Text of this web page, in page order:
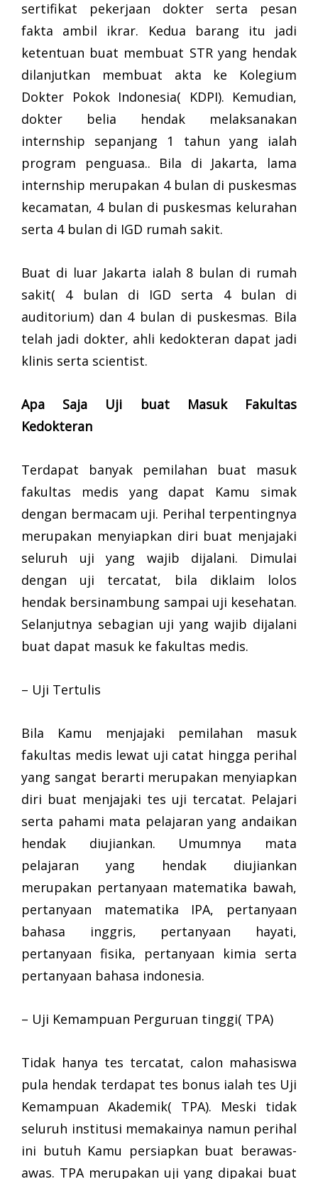
sertifikat pekerjaan dokter serta pesan
fakta ambil ikrar. Kedua barang itu jadi
ketentuan buat membuat STR yang hendak
dilanjutkan membuat akta ke Kolegium
Dokter Pokok Indonesia( KDPI). Kemudian,
dokter belia hendak melaksanakan
internship sepanjang 1 tahun yang ialah
program penguasa.. Bila di Jakarta, lama
internship merupakan 4 bulan di puskesmas
kecamatan, 4 bulan di puskesmas kelurahan
serta 4 bulan di IGD rumah sakit.
Buat di luar Jakarta ialah 8 bulan di rumah
sakit( 4 bulan di IGD serta 4 bulan di
auditorium) dan 4 bulan di puskesmas. Bila
telah jadi dokter, ahli kedokteran dapat jadi
klinis serta scientist.
Apa Saja Uji buat Masuk Fakultas
Kedokteran
Terdapat banyak pemilahan buat masuk
fakultas medis yang dapat Kamu simak
dengan bermacam uji. Perihal terpentingnya
merupakan menyiapkan diri buat menjajaki
seluruh uji yang wajib dijalani. Dimulai
dengan uji tercatat, bila diklaim lolos
hendak bersinambung sampai uji kesehatan.
Selanjutnya sebagian uji yang wajib dijalani
buat dapat masuk ke fakultas medis.
– Uji Tertulis
Bila Kamu menjajaki pemilahan masuk
fakultas medis lewat uji catat hingga perihal
yang sangat berarti merupakan menyiapkan
diri buat menjajaki tes uji tercatat. Pelajari
serta pahami mata pelajaran yang andaikan
hendak diujiankan. Umumnya mata
pelajaran yang hendak diujiankan
merupakan pertanyaan matematika bawah,
pertanyaan matematika IPA, pertanyaan
bahasa inggris, pertanyaan hayati,
pertanyaan fisika, pertanyaan kimia serta
pertanyaan bahasa indonesia.
– Uji Kemampuan Perguruan tinggi( TPA)
Tidak hanya tes tercatat, calon mahasiswa
pula hendak terdapat tes bonus ialah tes Uji
Kemampuan Akademik( TPA). Meski tidak
seluruh institusi memakainya namun perihal
ini butuh Kamu persiapkan buat berawas-
awas. TPA merupakan uji yang dipakai buat